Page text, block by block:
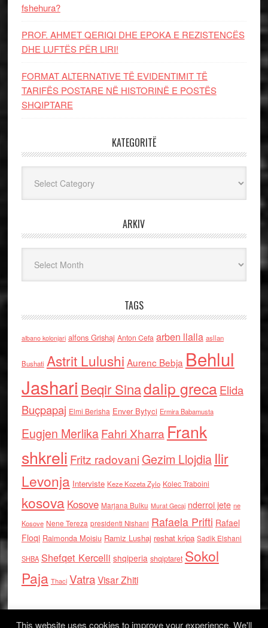
fshehura?
PROF. AHMET QERIQI DHE EPOKA E REZISTENCЁS
DHE LUFTЁS PЁR LIRI!
FORMAT ALTERNATIVE TË EVIDENTIMIT TË
TARIFËS POSTARE NË HISTORINË E POSTËS
SHQIPTARE
KATEGORITË
ARKIV
TAGS
albano kolonjari alfons Grishaj Anton Cefa arben llalla asllan
Bushati Astrit Lulushi Aurenc Bebja Behlul
Jashari Beqir Sinadalip grecaElida
Buçpapaj Elmi Berisha Enver Bytyci Ermira Babamusta
Eugjen MerlikaFahri Xharra Frank
shkreli Fritz radovaniGezim Llojdia Ilir
Levonja Interviste Keze Kozeta Zylo Kolec Traboini
kosova Kosove Marjana Bulku Murat Gecaj nderroi jete ne
Kosove Nene Tereza presidenti Nishani Rafaela Prifti Rafael
Floqi Raimonda Moisiu Ramiz Lushaj reshat kripa Sadik Elshani
SHBA Shefqet Kercelli shqiperia shqiptaret Sokol
Paja Thaci VatraVisar Zhiti
This website uses cookies to improve your experience. We'll